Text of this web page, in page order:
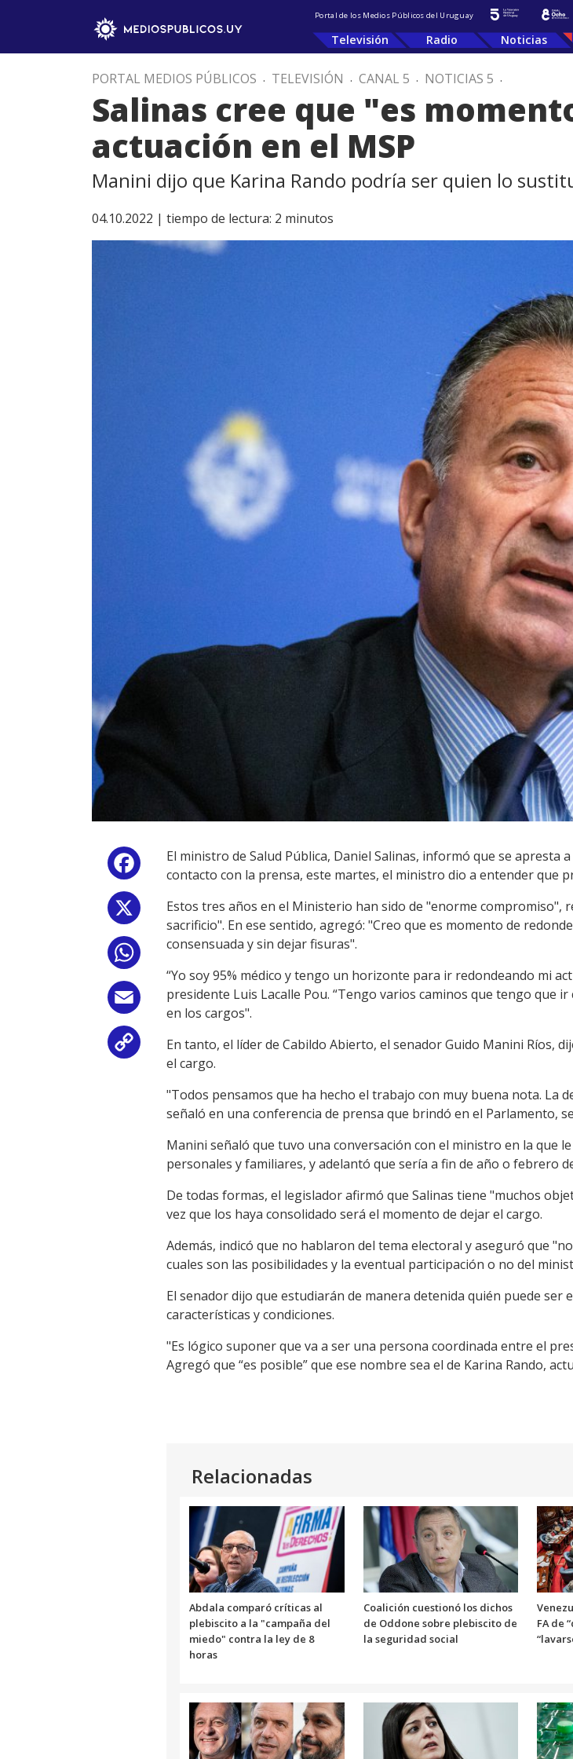
Portal de los Medios Públicos del Uruguay
Televisión Radio Noticias
PORTAL MEDIOS PÚBLICOS . TELEVISIÓN . CANAL 5 . NOTICIAS 5 .
Salinas cree que "es
actuación en el MSP
Manini dijo que Karina Rando podría ser quien lo
04.10.2022 | tiempo de lectura: 2 minutos
Facebook
Email
Copy
El ministro de Salud Pública, Daniel Salinas, informó que se apresta
contacto con la prensa, este martes, el ministro dio a entender que
Estos tres años en el Ministerio han sido de "enorme compromiso",
sacrificio". En ese sentido, agregó: "Creo que es momento de
consensuada y sin dejar fisuras".
“Yo soy 95% médico y tengo un horizonte para ir redondeando mi
presidente Luis Lacalle Pou. “Tengo varios caminos que tengo que
en los cargos".
En tanto, el líder de Cabildo Abierto, el senador Guido Manini Ríos,
el cargo.
"Todos pensamos que ha hecho el trabajo con muy buena nota. La
señaló en una conferencia de prensa que brindó en el Parlamento,
Manini señaló que tuvo una conversación con el ministro en la que
personales y familiares, y adelantó que sería a fin de año o febrero
De todas formas, el legislador afirmó que Salinas tiene "muchos
vez que los haya consolidado será el momento de dejar el cargo.
Además, indicó que no hablaron del tema electoral y aseguró que
cuales son las posibilidades y la eventual participación o no del
El senador dijo que estudiarán de manera detenida quién puede ser
características y condiciones.
"Es lógico suponer que va a ser una persona coordinada entre el
Agregó que “es posible” que ese nombre sea el de Karina Rando,
Relacionadas
Abdala comparó críticas al
plebiscito a la "campaña del
miedo" contra la ley de 8
horas
Coalición cuestionó los dichos
de Oddone sobre plebiscito de
la seguridad social
FA de